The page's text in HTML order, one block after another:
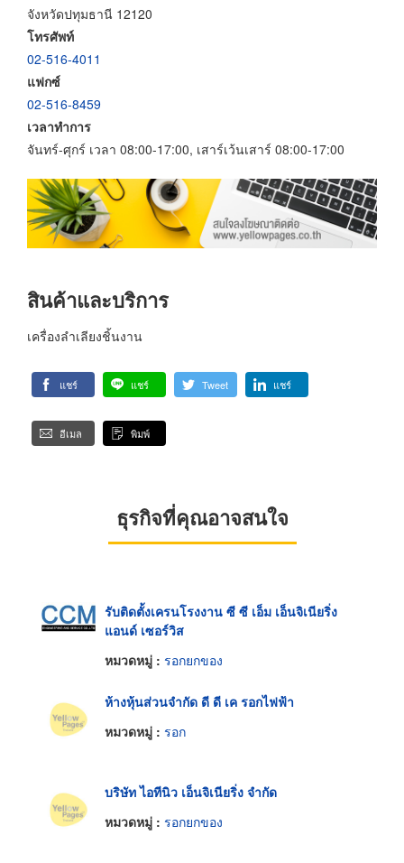
จังหวัดปทุมธานี 12120
โทรศัพท์
02-516-4011
แฟกซ์
02-516-8459
เวลาทำการ
จันทร์-ศุกร์ เวลา 08:00-17:00, เสาร์เว้นเสาร์ 08:00-17:00
สินค้าและบริการ
เครื่องลำเลียงชิ้นงาน
แชร์ แชร์ Tweet แชร์
อีเมล พิมพ์
ธุรกิจที่คุณอาจสนใจ
รับติดตั้งเครนโรงงาน ซี ซี เอ็ม เอ็นจิเนียริ่ง
แอนด์ เซอร์วิส
หมวดหมู่ : รอกยกของ
ห้างหุ้นส่วนจำกัด ดี ดี เค รอกไฟฟ้า
หมวดหมู่ : รอก
บริษัท ไอทีนิว เอ็นจิเนียริ่ง จำกัด
หมวดหมู่ : รอกยกของ